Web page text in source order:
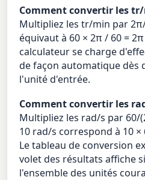
Comment convertir les
Multipliez les tr/min par
équivaut à 60 × 2π / 60 =
calculateur se charge
de façon automatique dès
l'unité d'entrée.
Comment convertir les
Multipliez les rad/s par 60/
10 rad/s correspond à 10
Le tableau de conversion
volet des résultats affiche
l'ensemble des unités